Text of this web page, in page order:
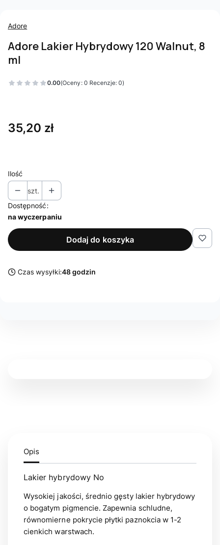
Adore
Adore Lakier Hybrydowy 120 Walnut, 8
ml
0.00(Oceny: 0 Recenzje: 0)
Cena
35,20 zł
Ilość
szt.
Dostępność:
na wyczerpaniu
Dodaj do koszyka
Czas wysyłki:48 godzin
Opis
Lakier hybrydowy No
Wysokiej jakości, średnio gęsty lakier hybrydowy
o bogatym pigmencie. Zapewnia schludne,
równomierne pokrycie płytki paznokcia w 1-2
cienkich warstwach.